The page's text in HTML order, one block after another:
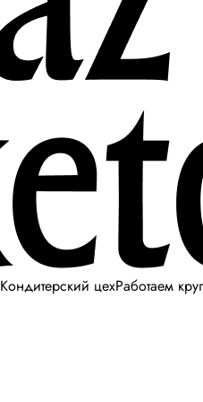
Кондитерский цехРаботаем